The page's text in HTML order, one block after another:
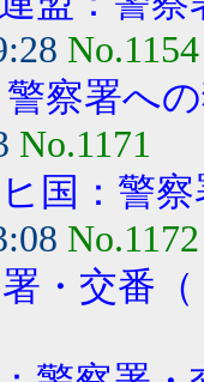
No.1154
察署へ
No.1171
国：警
No.1172
・交番